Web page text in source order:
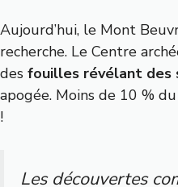
Aujourd’hui, le Mont
recherche. Le Centre
des fouilles révélant des
apogée. Moins de 10 %
!
Les découvertes